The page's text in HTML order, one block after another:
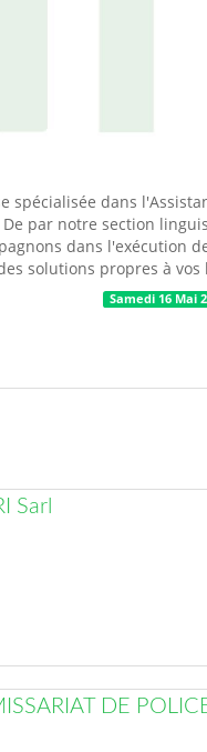
spécialisée dans
par notre section
dans l'exécution
solutions propres à vos
Samedi 16 Mai
Sarl
DE